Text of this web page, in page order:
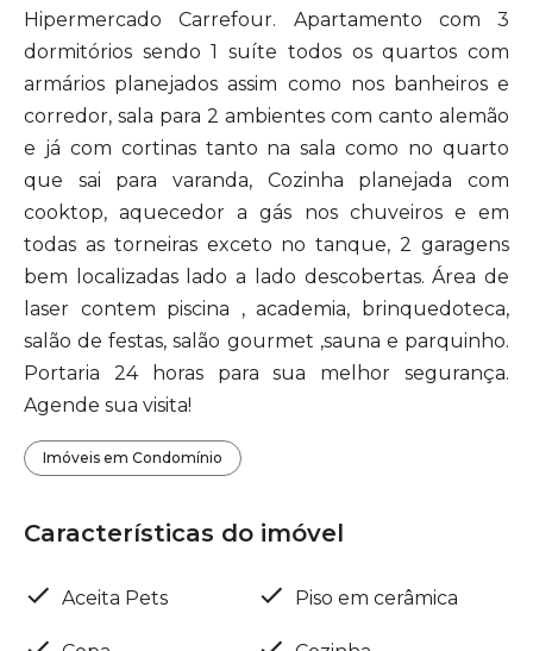
Hipermercado Carrefour. Apartamento com 3
dormitórios sendo 1 suíte todos os quartos com
armários planejados assim como nos banheiros e
corredor, sala para 2 ambientes com canto alemão
e já com cortinas tanto na sala como no quarto
que sai para varanda, Cozinha planejada com
cooktop, aquecedor a gás nos chuveiros e em
todas as torneiras exceto no tanque, 2 garagens
bem localizadas lado a lado descobertas. Área de
laser contem piscina , academia, brinquedoteca,
salão de festas, salão gourmet ,sauna e parquinho.
Portaria 24 horas para sua melhor segurança.
Agende sua visita!
Imóveis em Condomínio
Características do imóvel
Aceita Pets Piso em cerâmica